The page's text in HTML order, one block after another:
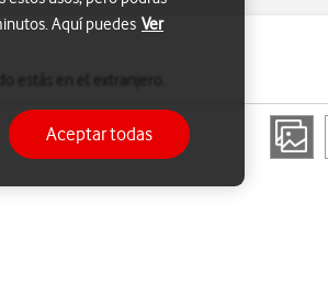
Aquí puedes Ver
Aceptar todas